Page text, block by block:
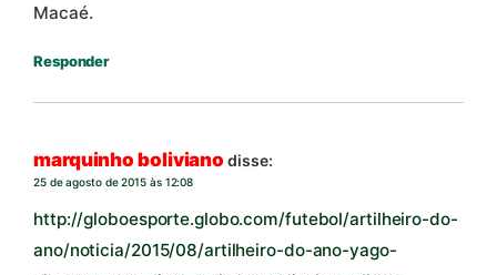
Macaé.
Responder
marquinho boliviano disse:
25 de agosto de 2015 às 12:08
http://globoesporte.globo.com/futebol/artilheiro-do-
ano/noticia/2015/08/artilheiro-do-ano-yago-